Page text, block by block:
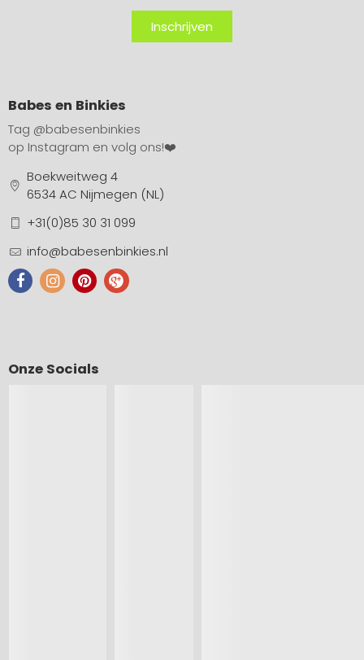
Inschrijven
Babes en Binkies
Tag @babesenbinkies
op Instagram en volg ons!❤️
Boekweitweg 4
6534 AC Nijmegen (NL)
+31(0)85 30 31 099
info@babesenbinkies.nl
Onze Socials